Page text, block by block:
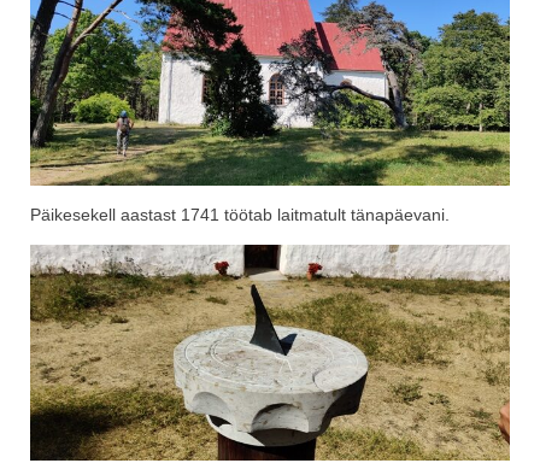
Päikesekell aastast 1741 töötab laitmatult tänapäevani.